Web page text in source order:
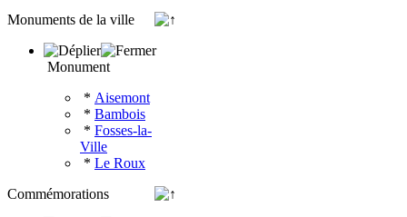
Monuments de la ville
Monument
* Aisemont
* Bambois
* Fosses-la-
Ville
* Le Roux
Commémorations